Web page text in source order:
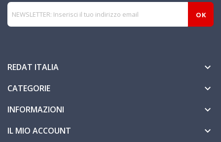
REDAT ITALIA 
CATEGORIE 
INFORMAZIONI 
IL MIO ACCOUNT 